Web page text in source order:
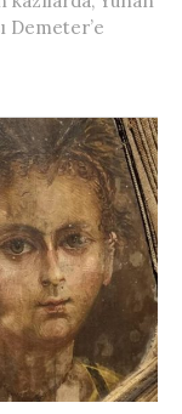
Demeter’e